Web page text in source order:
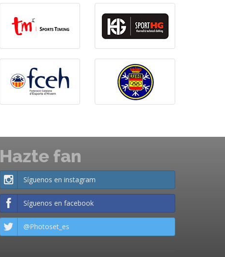
Hazte fan
Síguenos en instagram
Síguenos en facebook
@Photoset_es